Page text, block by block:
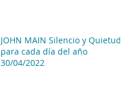
JOHN MAIN Silencio y Quietud
para cada día del año
30/04/2022